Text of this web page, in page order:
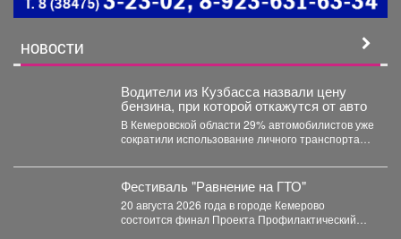
НОВОСТИ
Водители из Кузбасса назвали цену
бензина, при которой откажутся от авто
В Кемеровской области 29% автомобилистов уже
сократили использование личного транспорта
Фестиваль "Равнение на ГТО"
20 августа 2026 года в городе Кемерово
состоится финал Проекта Профилактический